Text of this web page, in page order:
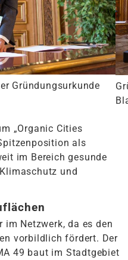
Gründungsurkunde
„Organic Cities
als
im Bereich gesunde
und
Netzwerk, da es den
vorbildlich fördert. Der
49 baut im Stadtgebiet